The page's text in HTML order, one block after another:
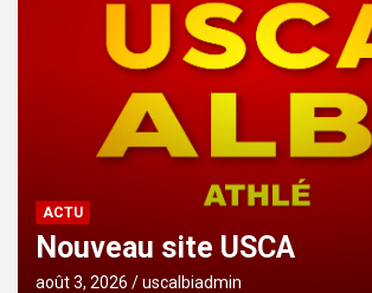
ACTU
Nouveau site USCA
août 3, 2026 uscalbiadmin